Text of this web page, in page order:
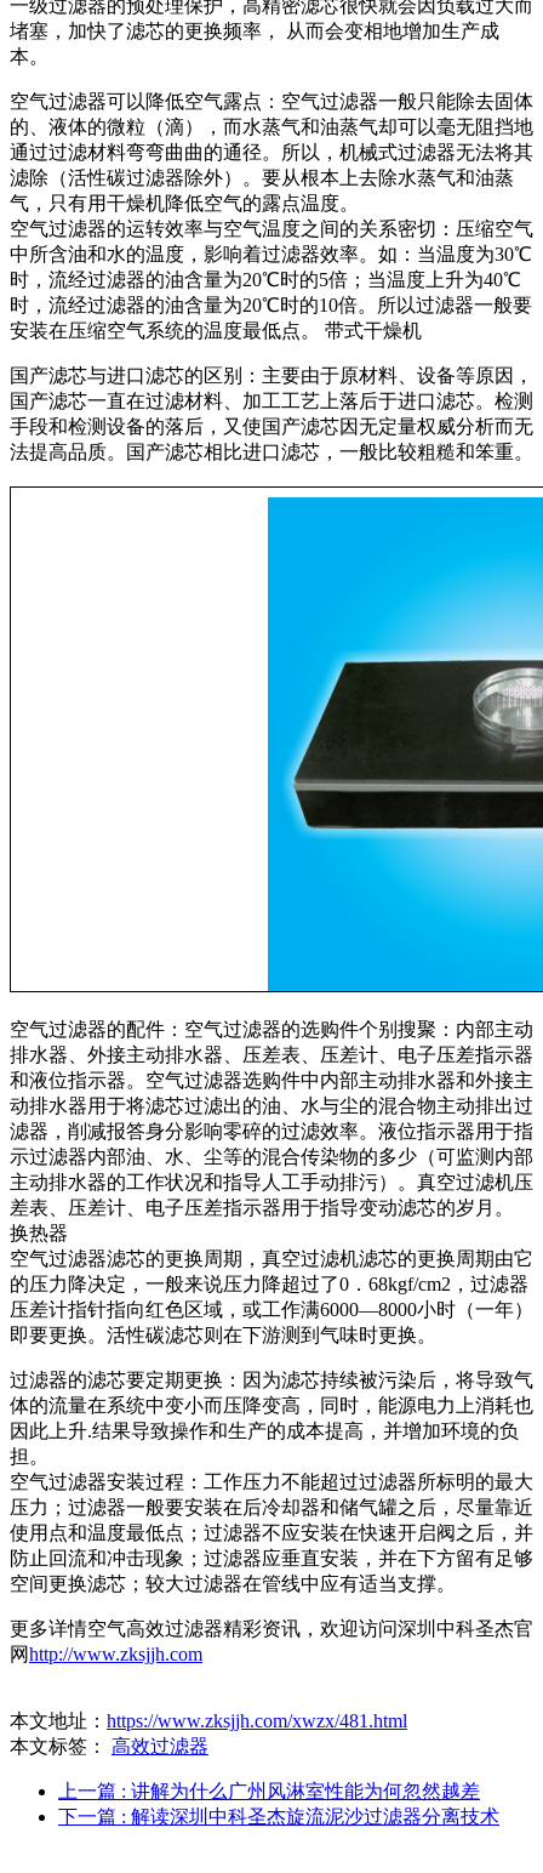
一级过滤器的预处理保护，高精密滤芯很快就会因负载过大而
堵塞，加快了滤芯的更换频率， 从而会变相地增加生产成
本。
空气过滤器可以降低空气露点：空气过滤器一般只能除去固体
的、液体的微粒（滴），而水蒸气和油蒸气却可以毫无阻挡地
通过过滤材料弯弯曲曲的通径。所以，机械式过滤器无法将其
滤除（活性碳过滤器除外）。要从根本上去除水蒸气和油蒸
气，只有用干燥机降低空气的露点温度。
空气过滤器的运转效率与空气温度之间的关系密切：压缩空气
中所含油和水的温度，影响着过滤器效率。如：当温度为30℃
时，流经过滤器的油含量为20℃时的5倍；当温度上升为40℃
时，流经过滤器的油含量为20℃时的10倍。所以过滤器一般要
安装在压缩空气系统的温度最低点。 带式干燥机
国产滤芯与进口滤芯的区别：主要由于原材料、设备等原因，
国产滤芯一直在过滤材料、加工工艺上落后于进口滤芯。检测
手段和检测设备的落后，又使国产滤芯因无定量权威分析而无
法提高品质。国产滤芯相比进口滤芯，一般比较粗糙和笨重。
空气过滤器的配件：空气过滤器的选购件个别搜聚：内部主动
排水器、外接主动排水器、压差表、压差计、电子压差指示器
和液位指示器。空气过滤器选购件中内部主动排水器和外接主
动排水器用于将滤芯过滤出的油、水与尘的混合物主动排出过
滤器，削减报答身分影响零碎的过滤效率。液位指示器用于指
示过滤器内部油、水、尘等的混合传染物的多少（可监测内部
主动排水器的工作状况和指导人工手动排污）。真空过滤机压
差表、压差计、电子压差指示器用于指导变动滤芯的岁月。
换热器
空气过滤器滤芯的更换周期，真空过滤机滤芯的更换周期由它
的压力降决定，一般来说压力降超过了0．68kgf/cm2，过滤器
压差计指针指向红色区域，或工作满6000―8000小时（一年）
即要更换。活性碳滤芯则在下游测到气味时更换。
过滤器的滤芯要定期更换：因为滤芯持续被污染后，将导致气
体的流量在系统中变小而压降变高，同时，能源电力上消耗也
因此上升.结果导致操作和生产的成本提高，并增加环境的负
担。
空气过滤器安装过程：工作压力不能超过过滤器所标明的最大
压力；过滤器一般要安装在后冷却器和储气罐之后，尽量靠近
使用点和温度最低点；过滤器不应安装在快速开启阀之后，并
防止回流和冲击现象；过滤器应垂直安装，并在下方留有足够
空间更换滤芯；较大过滤器在管线中应有适当支撑。
更多详情空气高效过滤器精彩资讯，欢迎访问深圳中科圣杰官
网http://www.zksjjh.com
本文地址： https://www.zksjjh.com/xwzx/481.html
本文标签： 高效过滤器
上一篇 : 讲解为什么广州风淋室性能为何忽然越差
下一篇 : 解读深圳中科圣杰旋流泥沙过滤器分离技术